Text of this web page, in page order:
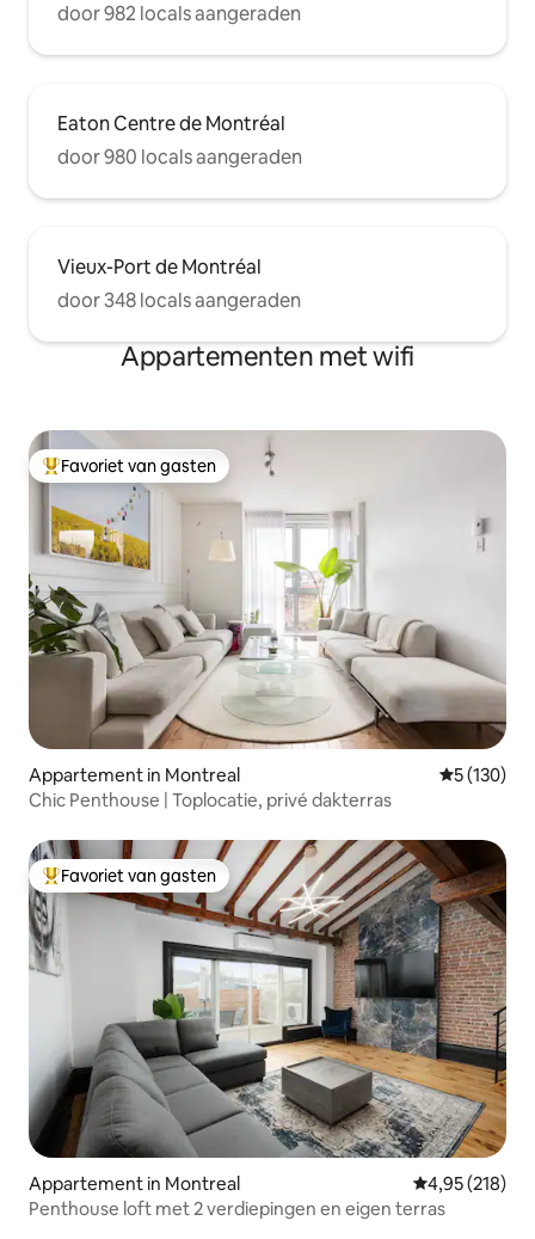
door 982 locals aangeraden
Eaton Centre de Montréal
door 980 locals aangeraden
Vieux-Port de Montréal
door 348 locals aangeraden
Appartementen met wifi
Topfavoriet van gasten
Favoriet van gasten
Appartement in Montreal
5 (130)
Chic Penthouse | Toplocatie, privé dakterras
Topfavoriet van gasten
Favoriet van gasten
Appartement in Montreal Gemiddelde
4,95 (218)
Penthouse loft met 2 verdiepingen en eigen terras